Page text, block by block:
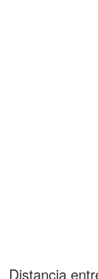
Distancia